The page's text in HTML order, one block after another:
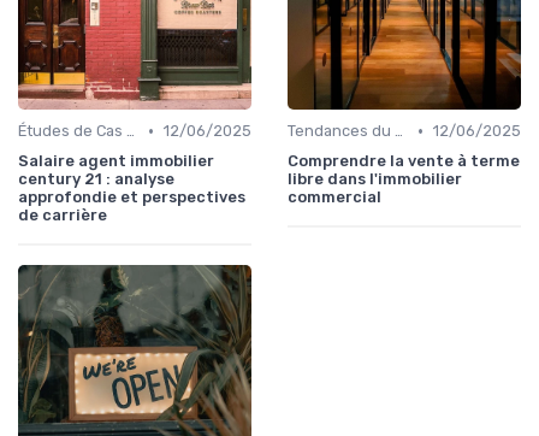
Études de Cas et Exemples de Réussite • 12/06/2025
Salaire agent immobilier
century 21 : analyse
approfondie et perspectives
de carrière
Tendances du Marché Immobilier Commercial • 12/06/2025
Comprendre la vente à terme
libre dans l'immobilier
commercial